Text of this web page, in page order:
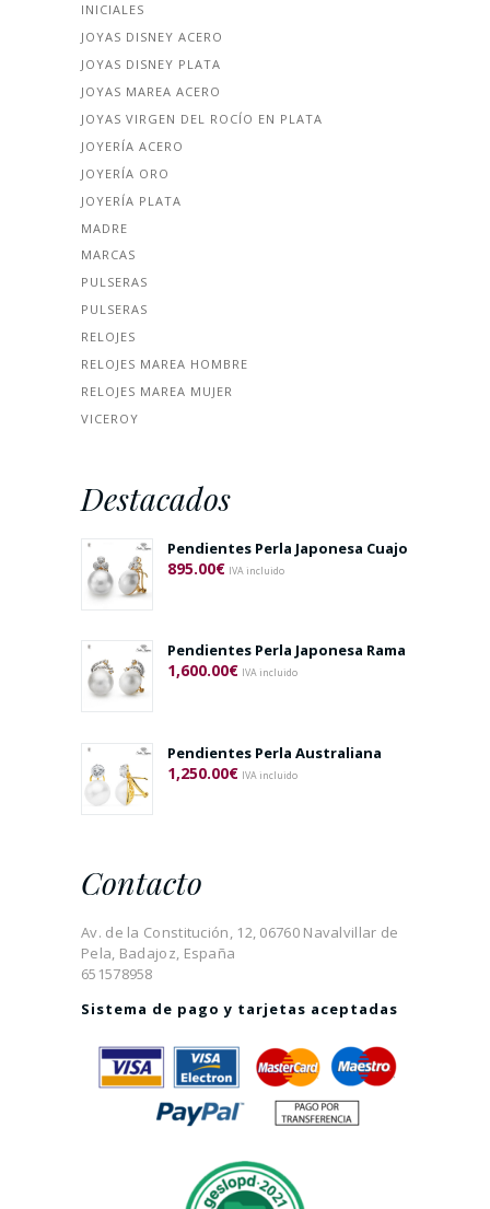
INICIALES
JOYAS DISNEY ACERO
JOYAS DISNEY PLATA
JOYAS MAREA ACERO
JOYAS VIRGEN DEL ROCÍO EN PLATA
JOYERÍA ACERO
JOYERÍA ORO
JOYERÍA PLATA
MADRE
MARCAS
PULSERAS
PULSERAS
RELOJES
RELOJES MAREA HOMBRE
RELOJES MAREA MUJER
VICEROY
Destacados
Pendientes Perla Japonesa Cuajo
895.00€ IVA incluido
Pendientes Perla Japonesa Rama
1,600.00€ IVA incluido
Pendientes Perla Australiana
1,250.00€ IVA incluido
Contacto
Av. de la Constitución, 12, 06760 Navalvillar de
Pela, Badajoz, España
651578958
Sistema de pago y tarjetas aceptadas